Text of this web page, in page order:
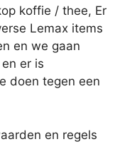
koffie / thee, Er
Lemax items
en we gaan
er is
doen tegen een
en regels